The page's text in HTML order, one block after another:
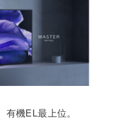
機EL最上位。